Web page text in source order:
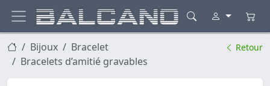
Bijoux
Bracelet
Bracelets d’amitié gravables
Retour